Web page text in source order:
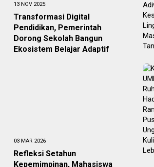
13 NOV 2025
Transformasi Digital
Pendidikan, Pemerintah
Dorong Sekolah Bangun
Ekosistem Belajar Adaptif
03 MAR 2026
Refleksi Setahun
Kepemimpinan, Mahasiswa